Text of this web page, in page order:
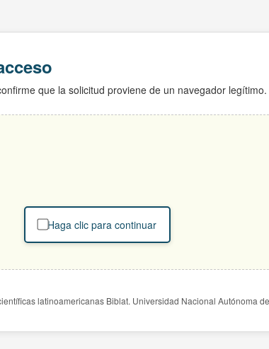
que la solicitud proviene de un navegador legítimo.
Haga clic para continuar
latinoamericanas Biblat. Universidad Nacional Autónoma